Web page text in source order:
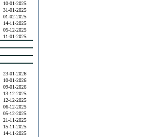
10-01-2025
31-01-2025
01-02-2025
14-11-2025
05-12-2025
11-01-2025
23-01-2026
10-01-2026
09-01-2026
13-12-2025
12-12-2025
06-12-2025
05-12-2025
21-11-2025
15-11-2025
14-11-2025